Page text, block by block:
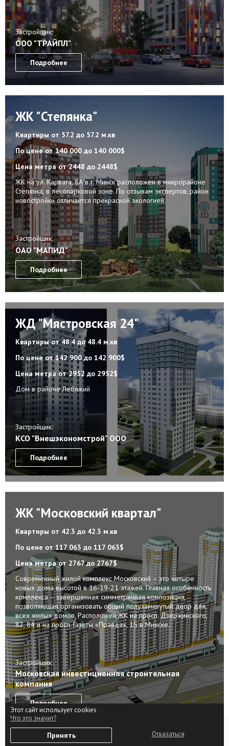
Застройщик:
ООО "ТРАЙПЛ"
Подробнее
ЖК "Степянка"
Квартиры от 57.2 до 57.2 м.кв
По ценеот 140 000 до 140 000$
Цена метраот 2448 до 2448$
ЖК на ул. Карвата, 8А в г. Минск расположен в микрорайоне
Степянка, в лесопарковой зоне. По отзывам экспертов, район
новостройки отличается прекрасной экологией.
Застройщик:
ОАО "МАПИД"
Подробнее
ЖД "Мястровская 24"
Квартирыот 48.4 до 48.4 м.кв
По ценеот 142 900 до 142 900$
Цена метра от 2952 до 2952$
Дом в районе Лебяжий
Застройщик:
КСО "Внешэкономстрой" ООО
Подробнее
ЖК "Московский квартал"
Квартиры от 42.3 до 42.3 м.кв
По цене от 117 063 до 117 063$
Цена метраот 2767 до 2767$
Современный жилой комплекс Московский – это четыре
новых дома высотой в 16-19-21 этажей. Главная особенность
комплекса – завершенная симметричная композиция,
позволяющая организовать общий полузамкнутый двор для
всех жилых домов. Расположен ЖК на просп. Дзержинского,
82, 84 и на просп. Газеты «Правда», 15 в Минске.
Застройщик:
Московская инвестиционная строительная
компания
Подробнее
Избранное Войти
Этот сайт использует cookies
Что это значит?
Принять Отказаться